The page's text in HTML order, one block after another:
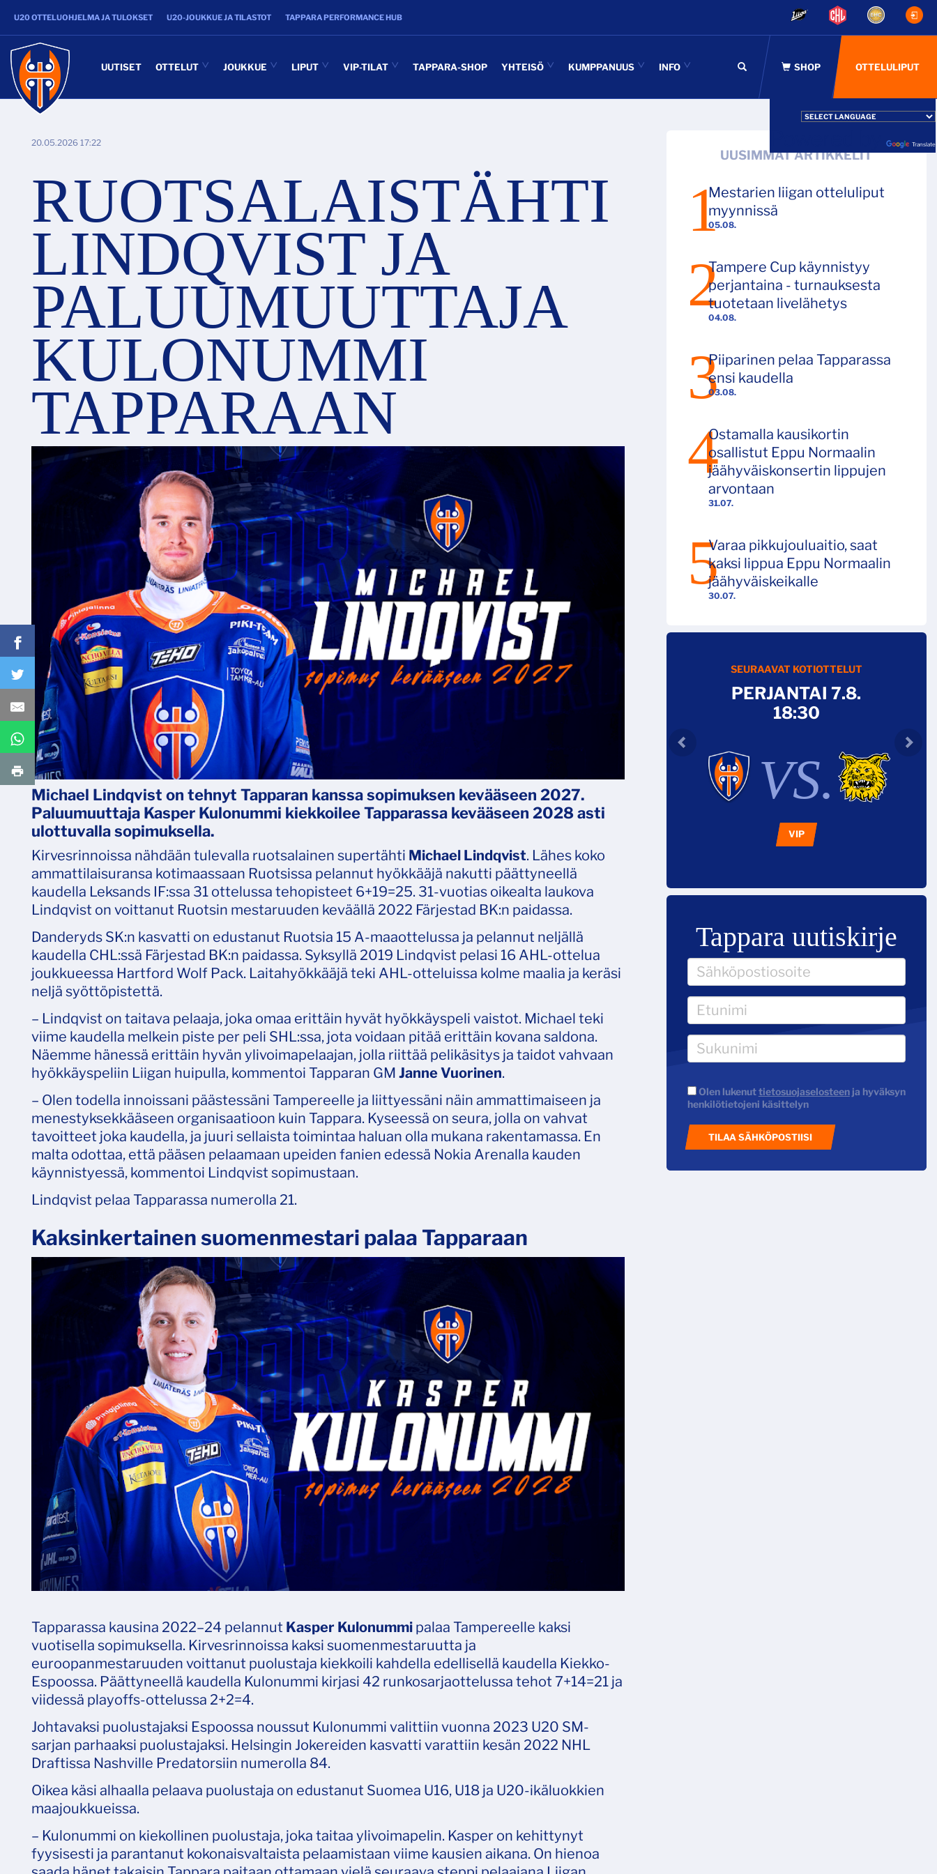
U20 OTTELUOHJELMA JA TULOKSET U20-JOUKKUE JA TILASTOT TAPPARA PERFORMANCE HUB
OTTELULIPUT
Translate
UUTISET OTTELUT JOUKKUE LIPUT VIP-TILAT TAPPARA-SHOP YHTEISÖ KUMPPANUUS INFO
20.05.2026 17:22
RUOTSALAISTÄHTI
LINDQVIST JA
PALUUMUUTTAJA
KULONUMMI
TAPPARAAN
Michael Lindqvist on tehnyt Tapparan kanssa sopimuksen kevääseen 2027.
Paluumuuttaja Kasper Kulonummi kiekkoilee Tapparassa kevääseen 2028 asti
ulottuvalla sopimuksella.
Kirvesrinnoissa nähdään tulevalla ruotsalainen supertähti Michael Lindqvist. Lähes koko
ammattilaisuransa kotimaassaan Ruotsissa pelannut hyökkääjä nakutti päättyneellä
kaudella Leksands IF:ssa 31 ottelussa tehopisteet 6+19=25. 31-vuotias oikealta laukova
Lindqvist on voittanut Ruotsin mestaruuden keväällä 2022 Färjestad BK:n paidassa.
Danderyds SK:n kasvatti on edustanut Ruotsia 15 A-maaottelussa ja pelannut neljällä
kaudella CHL:ssä Färjestad BK:n paidassa. Syksyllä 2019 Lindqvist pelasi 16 AHL-ottelua
joukkueessa Hartford Wolf Pack. Laitahyökkääjä teki AHL-otteluissa kolme maalia ja keräsi
neljä syöttöpistettä.
– Lindqvist on taitava pelaaja, joka omaa erittäin hyvät hyökkäyspeli vaistot. Michael teki
viime kaudella melkein piste per peli SHL:ssa, jota voidaan pitää erittäin kovana saldona.
Näemme hänessä erittäin hyvän ylivoimapelaajan, jolla riittää pelikäsitys ja taidot vahvaan
hyökkäyspeliin Liigan huipulla, kommentoi Tapparan GM Janne Vuorinen.
– Olen todella innoissani päästessäni Tampereelle ja liittyessäni näin ammattimaiseen ja
menestyksekkääseen organisaatioon kuin Tappara. Kyseessä on seura, jolla on vahvat
tavoitteet joka kaudella, ja juuri sellaista toimintaa haluan olla mukana rakentamassa. En
malta odottaa, että pääsen pelaamaan upeiden fanien edessä Nokia Arenalla kauden
käynnistyessä, kommentoi Lindqvist sopimustaan.
Lindqvist pelaa Tapparassa numerolla 21.
Kaksinkertainen suomenmestari palaa Tapparaan
Tapparassa kausina 2022–24 pelannut Kasper Kulonummi palaa Tampereelle kaksi
vuotisella sopimuksella. Kirvesrinnoissa kaksi suomenmestaruutta ja
euroopanmestaruuden voittanut puolustaja kiekkoili kahdella edellisellä kaudella Kiekko-
Espoossa. Päättyneellä kaudella Kulonummi kirjasi 42 runkosarjaottelussa tehot 7+14=21 ja
viidessä playoffs-ottelussa 2+2=4.
Johtavaksi puolustajaksi Espoossa noussut Kulonummi valittiin vuonna 2023 U20 SM-
sarjan parhaaksi puolustajaksi. Helsingin Jokereiden kasvatti varattiin kesän 2022 NHL
Draftissa Nashville Predatorsiin numerolla 84.
Oikea käsi alhaalla pelaava puolustaja on edustanut Suomea U16, U18 ja U20-ikäluokkien
maajoukkueissa.
– Kulonummi on kiekollinen puolustaja, joka taitaa ylivoimapelin. Kasper on kehittynyt
fyysisesti ja parantanut kokonaisvaltaista pelaamistaan viime kausien aikana. On hienoa
UUSIMMAT ARTIKKELIT
05.08.
Mestarien liigan otteluliput
myynnissä
04.08.
Tampere Cup käynnistyy
perjantaina - turnauksesta
tuotetaan livelähetys
03.08.
Piiparinen pelaa Tapparassa
ensi kaudella
31.07.
Ostamalla kausikortin
osallistut Eppu Normaalin
jäähyväiskonsertin lippujen
arvontaan
30.07.
Varaa pikkujouluaitio, saat
kaksi lippua Eppu Normaalin
jäähyväiskeikalle
SEURAAVAT KOTIOTTELUT
PERJANTAI 7.8.
18:30
VS.
VIP
Tappara uutiskirje
Olen lukenuttietosuojaselosteenja hyväksyn
henkilötietojeni käsittelyn
TILAA SÄHKÖPOSTIISI